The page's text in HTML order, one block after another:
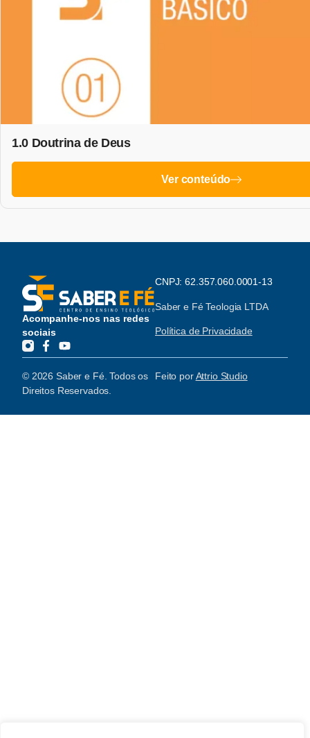
1.0 Doutrina de Deus
Ver conteúdo
Acompanhe-nos nas redes
sociais
CNPJ: 62.357.060.0001-13
Saber e Fé Teologia LTDA
Política de Privacidade
© 2026 Saber e Fé. Todos os
Direitos Reservados.
Feito porAttrio Studio